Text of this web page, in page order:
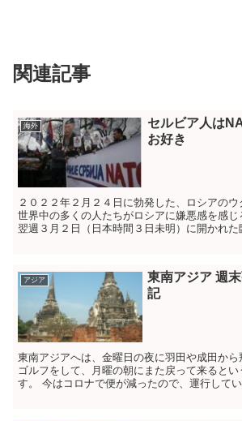
関連記事
海外
セルビア人は
お好き
２０２２年２月２４日に勃発した、ロシアのウ
世界中の多くの人たちがロシアに嫌悪感を感じ
翌週３月２日（日本時間３日未明）に開かれ
アジア
東南アジア 週
記
東南アジアへは、金曜日の夜に羽田や成田から
ゴルフをして、月曜の朝にまた戻って来ると
す。 今はコロナで便が減ったので、運行して